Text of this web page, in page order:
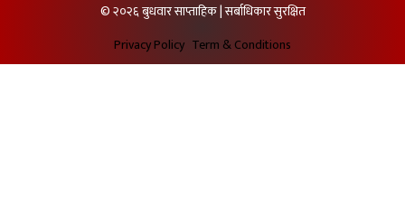
© २०२६ बुधवार साप्ताहिक | सर्बाधिकार सुरक्षित
Privacy Policy Term & Conditions